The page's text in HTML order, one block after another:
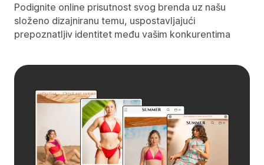
Podignite online prisutnost svog brenda uz našu
složeno dizajniranu temu, uspostavljajući
prepoznatljiv identitet među vašim konkurentima